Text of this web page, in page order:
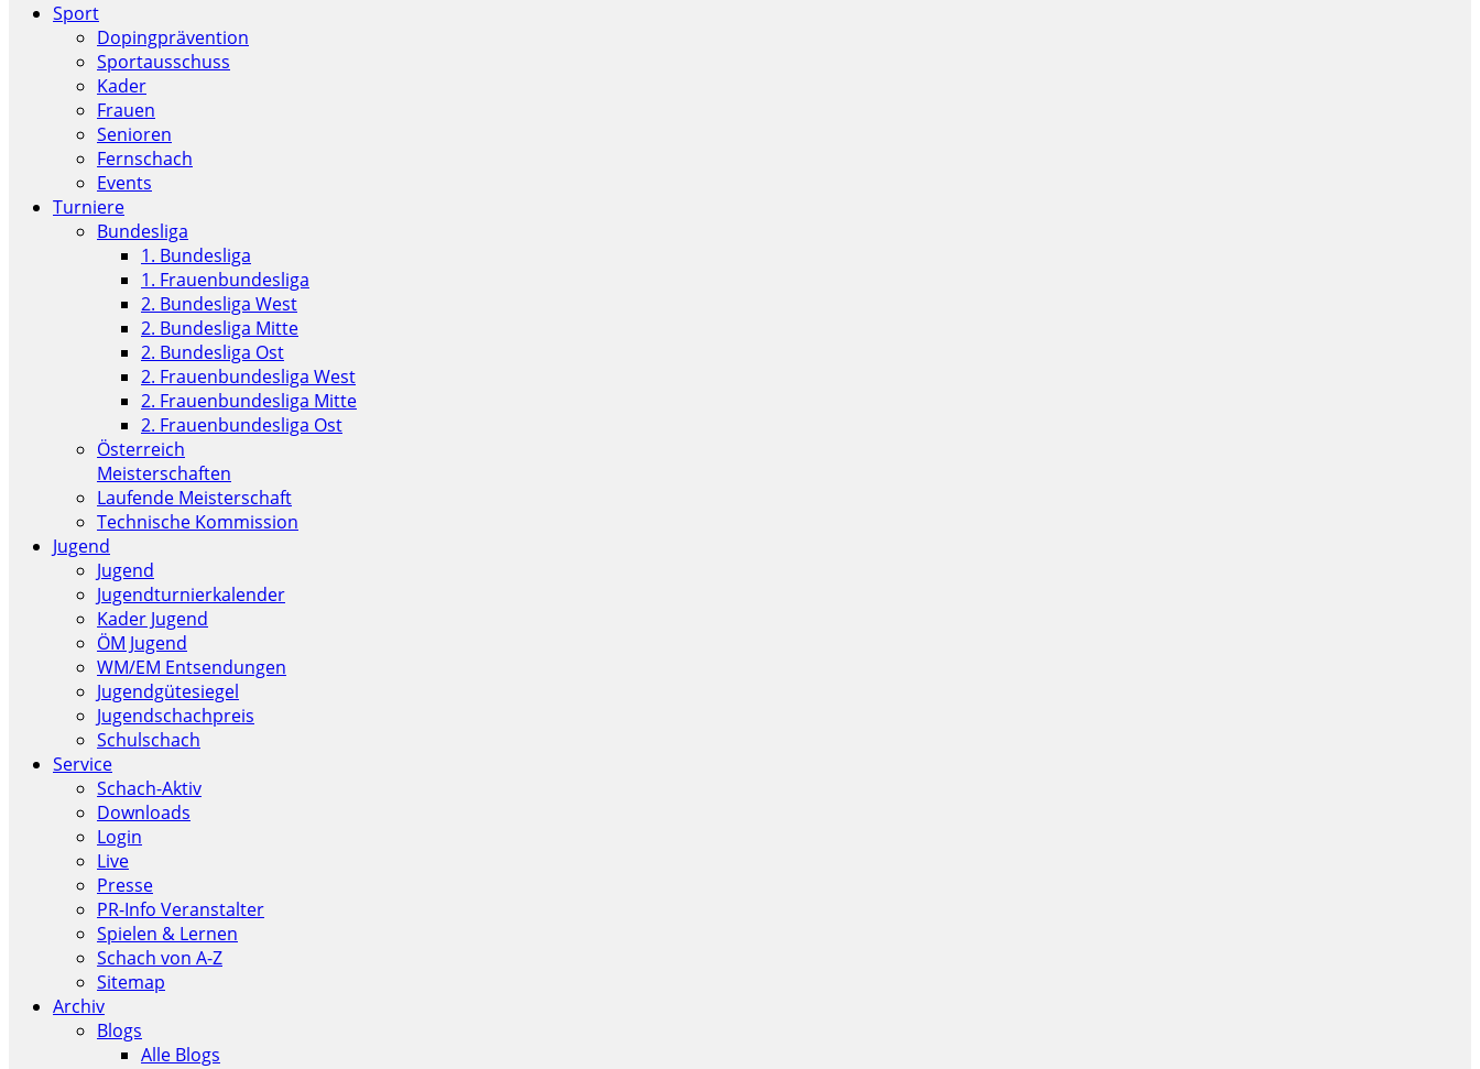
Sport
Dopingprävention
Sportausschuss
Kader
Frauen
Senioren
Fernschach
Events
Turniere
Bundesliga
1. Bundesliga
1. Frauenbundesliga
2. Bundesliga West
2. Bundesliga Mitte
2. Bundesliga Ost
2. Frauenbundesliga West
2. Frauenbundesliga Mitte
2. Frauenbundesliga Ost
Österreich
Meisterschaften
Laufende Meisterschaft
Technische Kommission
Jugend
Jugend
Jugendturnierkalender
Kader Jugend
ÖM Jugend
WM/EM Entsendungen
Jugendgütesiegel
Jugendschachpreis
Schulschach
Service
Schach-Aktiv
Downloads
Login
Live
Presse
PR-Info Veranstalter
Spielen & Lernen
Schach von A-Z
Sitemap
Archiv
Blogs
Alle Blogs